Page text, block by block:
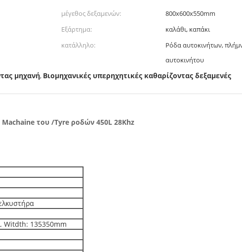
μέγεθος δεξαμενών:
800x600x550mm
Εξάρτημα:
καλάθι, καπάκι
κατάλληλο:
Ρόδα αυτοκινήτων,
αυτοκινήτου
μηχανή, Βιομηχανικές υπερηχητικές καθαρίζοντας δεξαμενές
του /Tyre ροδών 450L 28Khz
Witdth: 135350mm